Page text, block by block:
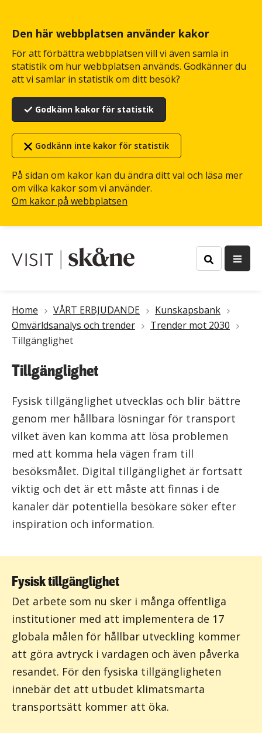
Den här webbplatsen använder kakor
För att förbättra webbplatsen vill vi även samla in
statistik om hur webbplatsen används. Godkänner du
att vi samlar in statistik om ditt besök?
Godkänn kakor för statistik
Godkänn inte kakor för statistik
På sidan om kakor kan du ändra ditt val och läsa mer
om vilka kakor som vi använder.
Om kakor på webbplatsen
huvudinnehåll
Länkstig
Home VÅRT ERBJUDANDE
Kunskapsbank
Omvärldsanalys och trender
Trender mot 2030
Tillgänglighet
Tillgänglighet
Fysisk tillgänglighet utvecklas och blir bättre
genom mer hållbara lösningar för transport
vilket även kan komma att lösa problemen
med att komma hela vägen fram till
besöksmålet. Digital tillgänglighet är fortsatt
viktig och det är ett måste att finnas i de
kanaler där potentiella besökare söker efter
inspiration och information.
Fysisk tillgänglighet
Det arbete som nu sker i många offentliga
institutioner med att implementera de 17
globala målen för hållbar utveckling kommer
att göra avtryck i vardagen och även påverka
resandet. För den fysiska tillgängligheten
innebär det att utbudet klimatsmarta
transportsätt kommer att öka.